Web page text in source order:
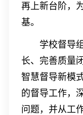
再上新台阶，
基。
学校督导
长、完善质量
智慧督导新模
的督导工作，
问题，并从工